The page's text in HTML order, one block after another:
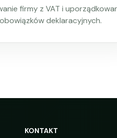
firmy z VAT i
deklaracyjnych.
KONTAKT